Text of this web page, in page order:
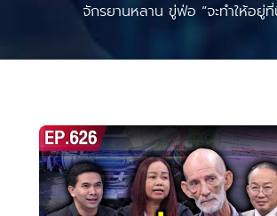
จักรยานหลาน ขู่ฟ่อ “จะทำให้อยู่ที่